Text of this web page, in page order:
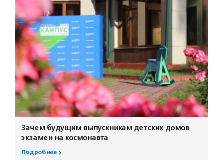
Зачем будущим выпускникам детских домов
экзамен на космонавта
Подробнее